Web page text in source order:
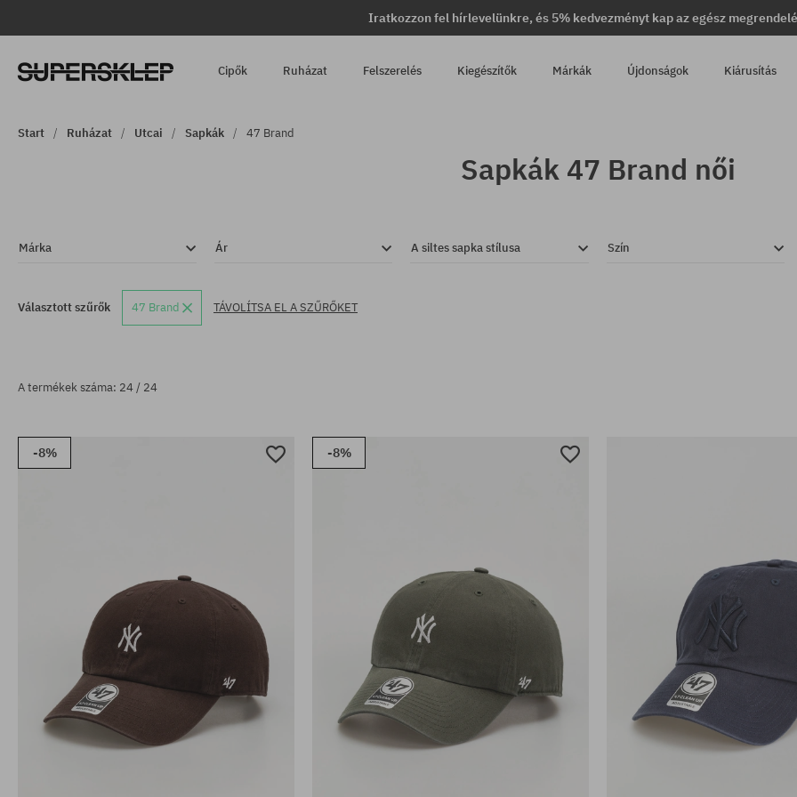
Iratkozzon fel hírlevelünkre, és 5% kedvezményt kap az egész
Cipők Ruházat Felszerelés Kiegészítők Márkák Újdonságok Kiárusítás
Start Ruházat Utcai Sapkák 47 Brand
Sapkák 47 Brand női
Márka Ár A siltes sapka stílusa Szín
Választott szűrők 47 Brand TÁVOLÍTSA EL A SZŰRŐKET
A termékek száma: 24 / 24
-8% -8%